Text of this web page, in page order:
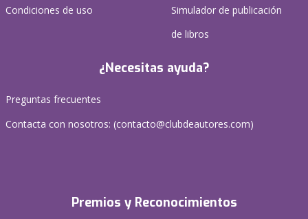
Condiciones de uso
Simulador de publicación
de libros
¿Necesitas ayuda?
Preguntas frecuentes
Contacta con nosotros: (contacto@clubdeautores.com)
Premios y Reconocimientos